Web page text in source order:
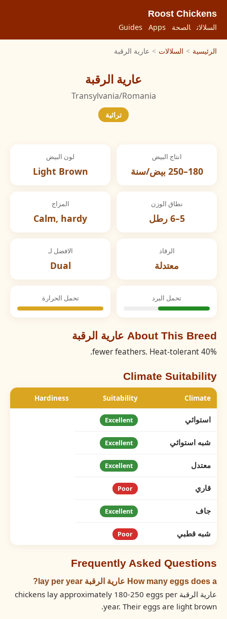
Roost Chickens
السلالات الصحة Guides Apps
الرئيسية > السلالات > عارية الرقبة
عارية الرقبة
Transylvania/Romania
تراثية
انتاج البيض
180–250 بيض/سنة
لون البيض
Light Brown
نطاق الوزن
5–6 رطل
المزاج
Calm, hardy
الرقاد
معتدلة
الافضل لـ
Dual
تحمل البرد تحمل الحرارة
About This Breed عارية الرقبة
40% fewer feathers. Heat-tolerant.
Climate Suitability
Climate
Suitability
Hardiness
استوائي Excellent
شبه استوائي Excellent
معتدل Excellent
قاري Poor
جاف Excellent
شبه قطبي Poor
Frequently Asked Questions
How many eggs does a عارية الرقبة lay per year?
عارية الرقبة chickens lay approximately 180-250 eggs per
year. Their eggs are light brown.